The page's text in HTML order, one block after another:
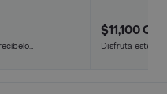
$11,100 Off
Disfruta este